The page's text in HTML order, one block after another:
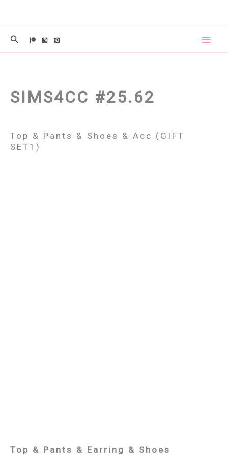
검
색
SIMS4CC #25.62
Top & Pants & Shoes & Acc (GIFT
SET1)
Top & Pants & Earring & Shoes